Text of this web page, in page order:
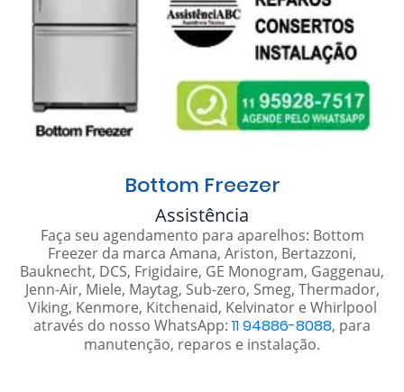
Bottom Freezer
Assistência
Faça seu agendamento para aparelhos: Bottom
Freezer da marca Amana, Ariston, Bertazzoni,
Bauknecht, DCS, Frigidaire, GE Monogram, Gaggenau,
Jenn-Air, Miele, Maytag, Sub-zero, Smeg, Thermador,
Viking, Kenmore, Kitchenaid, Kelvinator e Whirlpool
através do nosso WhatsApp: 11 94886-8088, para
manutenção, reparos e instalação.